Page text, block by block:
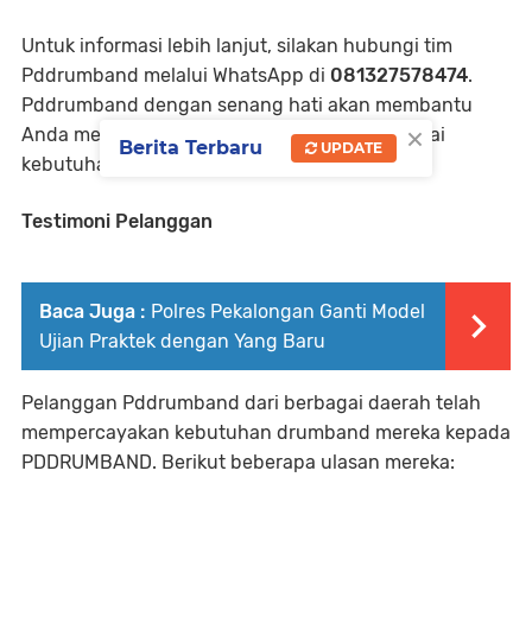
Untuk informasi lebih lanjut, silakan hubungi tim
Pddrumband melalui WhatsApp di 081327578474.
Pddrumband dengan senang hati akan membantu
Anda mendapatkan alat drumband yang sesuai
kebutuhan Anda.
Testimoni Pelanggan
Baca Juga : Polres Pekalongan Ganti Model
Ujian Praktek dengan Yang Baru
Pelanggan Pddrumband dari berbagai daerah telah
mempercayakan kebutuhan drumband mereka kepada
PDDRUMBAND. Berikut beberapa ulasan mereka:
×
Berita Terbaru UPDATE